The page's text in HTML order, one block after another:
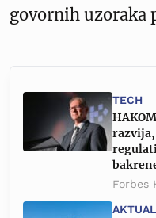
govornih uzoraka
TECH
razvija,
Forbes